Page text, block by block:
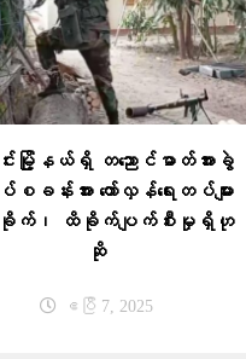
မြို့နယ်ရှိ တညောင်ဓာတ်အားခွဲ
ခန်းအား တော်လှန်ရေးတပ်များ
က်၊ ထိခိုက်ပျက်စီးမှုရှိဟု
ဆို
ဧပြီ 7, 2025